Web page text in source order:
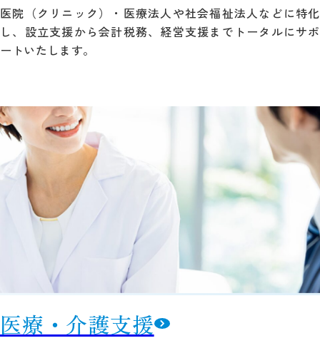
医院（クリニック）・医療法人や社会福祉法人などに特化
し、設立支援から会計税務、経営支援までトータルにサポ
ートいたします。
医療・介護支援